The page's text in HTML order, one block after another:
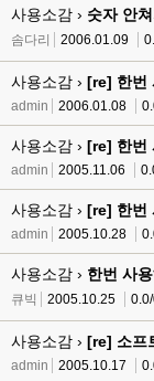
사용소감 › 숫자 안
솜다리 2006.01.09
사용소감 › [re] 한번
admin 2006.01.08
사용소감 › [re] 한번
admin 2005.11.06
사용소감 › [re] 한번
admin 2005.10.28
사용소감 › 한번 사
큐빅 2005.10.25
사용소감 › [re] 소프
admin 2005.10.17